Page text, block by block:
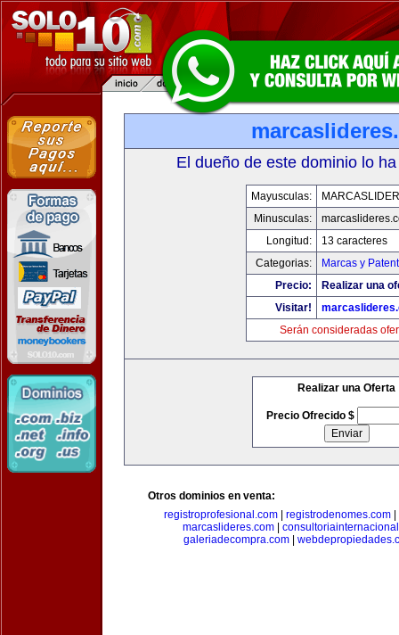
El dueño de este dominio lo
Mayusculas:
Minusculas:
Longitud:
13 caracteres
Categorias:
Marcas y
Precio:
Realizar una
Visitar!
Serán consideradas
Realizar una Oferta
Precio Ofrecido $
Otros dominios en venta:
registroprofesional.com| registrodenomes.com|
marcaslideres.com
galeriadecompra.com|